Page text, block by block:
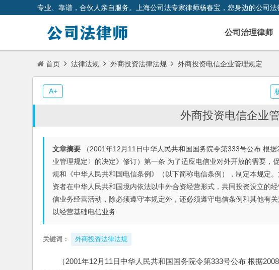
专业、靠谱，合伙人亲自服务。上海公司法专家律师杨春宝，您身边的公司法
公司治理律师
首页 法律法规 外商投资法律法规 外商投资电信企业管理规定
外商投资电信企业
文章摘要 （2001年12月11日中华人民共和国国务院令第333号公布 根
业管理规定〉的决定》修订）第一条 为了适应电信业对外开放的需要，
规和《中华人民共和国电信条例》（以下简称电信条例），制定本规定
资者在中华人民共和国境内依法以中外合资经营形式，共同投资设立的
信业务经营活动，除必须遵守本规定外，还必须遵守电信条例和其他有
以经营基础电信业务
关键词： 外商投资法律法规
（2001年12月11日中华人民共和国国务院令第333号公布 根据
A+